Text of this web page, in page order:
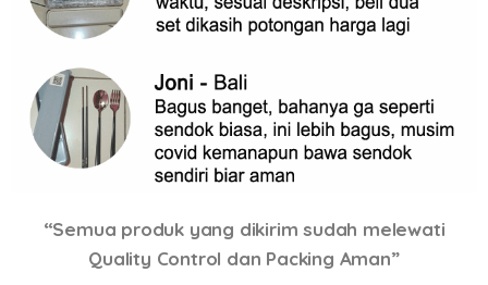
“Semua produk yang dikirim sudah melewati
Quality Control dan Packing Aman”